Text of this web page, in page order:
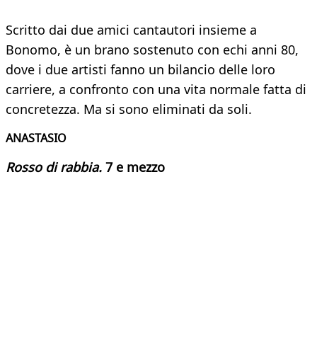
Scritto dai due amici cantautori insieme a
Bonomo, è un brano sostenuto con echi anni 80,
dove i due artisti fanno un bilancio delle loro
carriere, a confronto con una vita normale fatta di
concretezza. Ma si sono eliminati da soli.
ANASTASIO
Rosso di rabbia. 7 e mezzo